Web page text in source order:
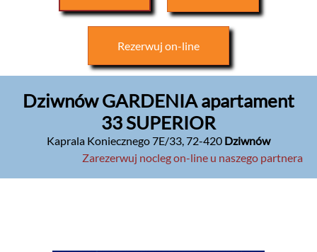
Rezerwuj on-line
Dziwnów GARDENIA apartament
33 SUPERIOR
Kaprala Koniecznego 7E/33,72-420 Dziwnów
Zarezerwuj nocleg on-line u naszego partnera